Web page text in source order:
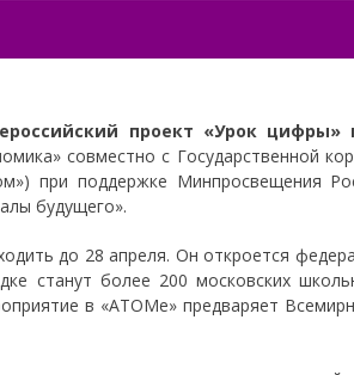
проект «Урок
совместно с Государственной
при поддержке Минпросвещения
будущего».
до 28 апреля. Он откроется
станут более 200 московских
в «АТОМе» предваряет